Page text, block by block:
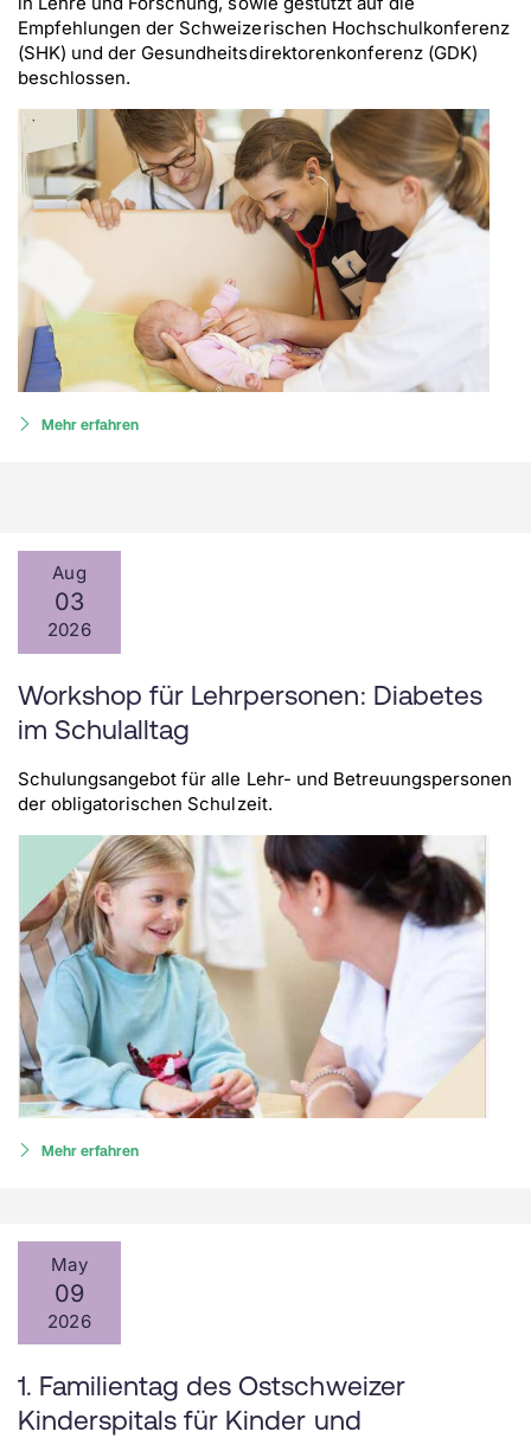
Empfehlungen der Schweizerischen Hochschulkonferenz
(SHK) und der Gesundheitsdirektorenkonferenz (GDK)
beschlossen.
Mehr erfahren
Aug
03
2026
Workshop für Lehrpersonen: Diabetes
im Schulalltag
Schulungsangebot für alle Lehr- und Betreuungspersonen
der obligatorischen Schulzeit.
Mehr erfahren
May
09
2026
1. Familientag des Ostschweizer
Kinderspitals für Kinder und